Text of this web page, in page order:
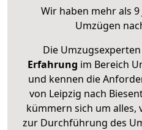
Wir haben mehr als
Umzügen
Die
Erfahrung im Bereich
und kennen die
von Leipzig nach
kümmern sich um alles,
zur Durchführung des